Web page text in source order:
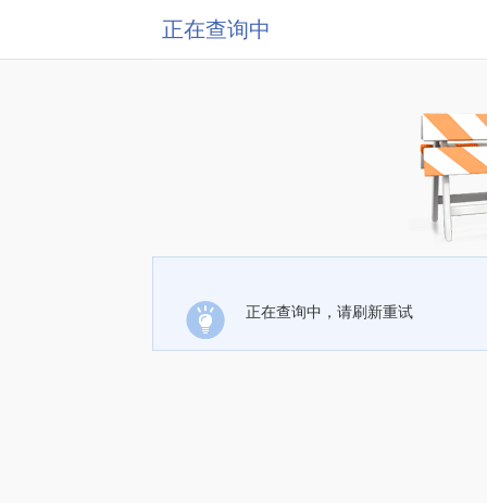
正在查询中
正在查询中，请刷新重试